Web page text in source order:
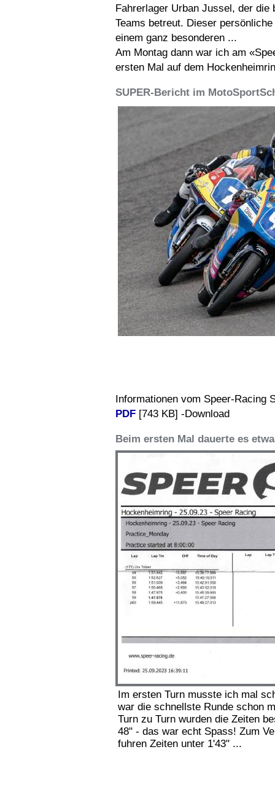
Fahrerlager Urban Jussel, der die
Teams betreut. Dieser
einem ganz besonderen ...
Am Montag dann war ich am
ersten Mal auf dem
SUPER-Bericht im
Informationen vom Speer-Racing
PDF [743 KB] -Download
Beim ersten Mal dauerte es
Im ersten Turn musste ich mal
war die schnellste Runde schon
Turn zu Turn wurden die Zeiten
48" - das war echt Spass! Zum
fuhren Zeiten unter 1'43" ...